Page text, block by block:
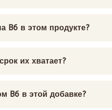
B6 в этом продукте?
их хватает?
B6 в этой добавке?